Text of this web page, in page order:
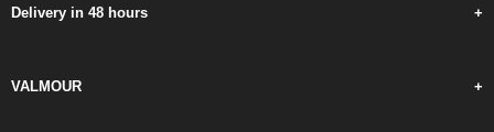
Delivery in 48 hours +
VALMOUR +